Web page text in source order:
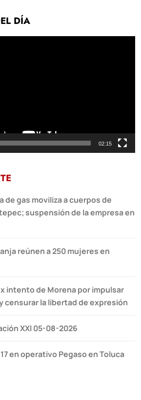
DÍA
02:15
de gas moviliza a cuerpos de
suspensión de la empresa en
reúnen a 250 mujeres en
intento de Morena por impulsar
censurar la libertad de expresión
XXI 05-08-2026
en operativo Pegaso en Toluca